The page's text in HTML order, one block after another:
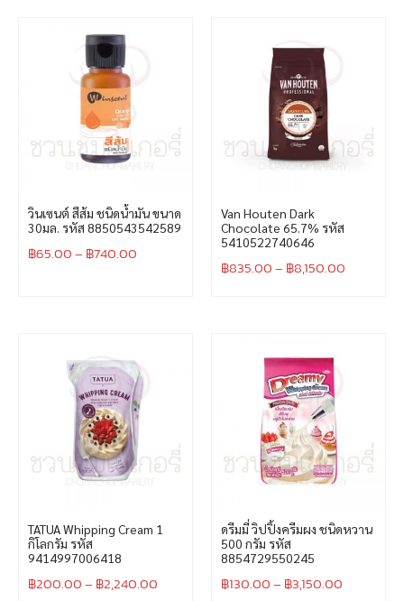
วินเซนต์ สีส้ม ชนิดน้ำมัน ขนาด
30มล. รหัส 8850543542589
฿65.00– ฿740.00
Van Houten Dark
Chocolate 65.7% รหัส
5410522740646
฿835.00– ฿8,150.00
TATUA Whipping Cream 1
กิโลกรัม รหัส
9414997006418
฿200.00– ฿2,240.00
ดรีมมี่ วิปปิ้งครีมผง ชนิดหวาน
500 กรัม รหัส
8854729550245
฿130.00– ฿3,150.00